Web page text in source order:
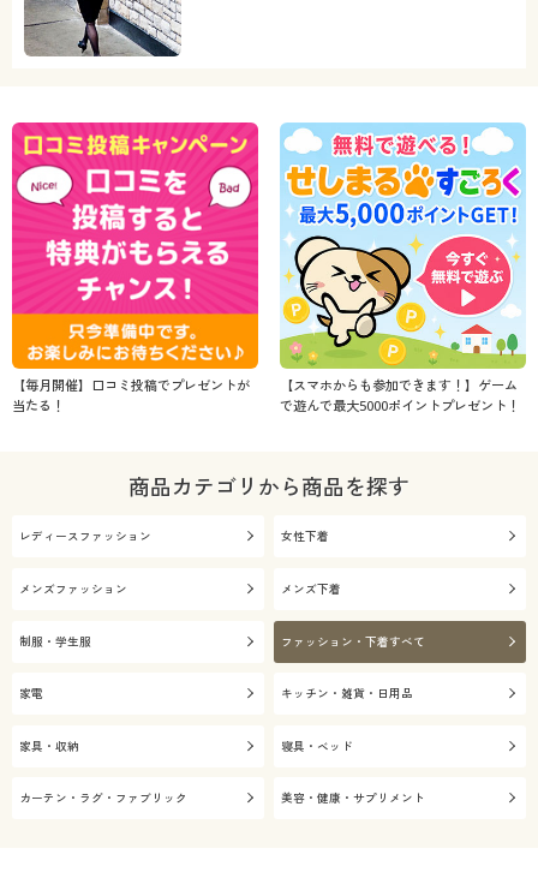
【毎月開催】口コミ投稿でプレゼントが
当たる！
【スマホからも参加できます！】ゲーム
で遊んで最大5000ポイントプレゼント！
商品カテゴリから商品を探す
レディースファッション 女性下着
メンズファッション メンズ下着
制服・学生服 ファッション・下着すべて
家電 キッチン・雑貨・日用品
家具・収納 寝具・ベッド
カーテン・ラグ・ファブリック 美容・健康・サプリメント